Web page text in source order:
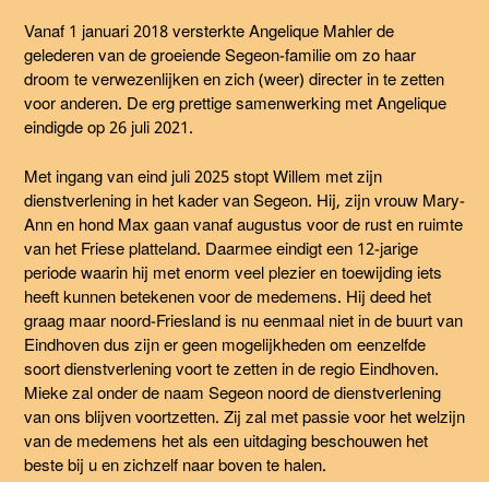
Vanaf 1 januari 2018 versterkte Angelique Mahler de
gelederen van de groeiende Segeon-familie om zo haar
droom te verwezenlijken en zich (weer) directer in te zetten
voor anderen. De erg prettige samenwerking met Angelique
eindigde op 26 juli 2021.
Met ingang van eind juli 2025 stopt Willem met zijn
dienstverlening in het kader van Segeon. Hij, zijn vrouw Mary-
Ann en hond Max gaan vanaf augustus voor de rust en ruimte
van het Friese platteland. Daarmee eindigt een 12-jarige
periode waarin hij met enorm veel plezier en toewijding iets
heeft kunnen betekenen voor de medemens. Hij deed het
graag maar noord-Friesland is nu eenmaal niet in de buurt van
Eindhoven dus zijn er geen mogelijkheden om eenzelfde
soort dienstverlening voort te zetten in de regio Eindhoven.
Mieke zal onder de naam Segeon noord de dienstverlening
van ons blijven voortzetten. Zij zal met passie voor het welzijn
van de medemens het als een uitdaging beschouwen het
beste bij u en zichzelf naar boven te halen.